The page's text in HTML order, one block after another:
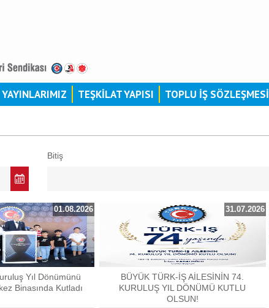
YAYINLARIMIZ TEŞKİLAT YAPISI TOPLU İŞ SÖZLEŞMESİ
Bitiş
01.08.2026
Yıl Dönümünü
Binasında Kutladı
31.07.2026
BÜYÜK TÜRK-İŞ AİLESİNİN 74.
KURULUŞ YIL DÖNÜMÜ KUTLU
OLSUN!